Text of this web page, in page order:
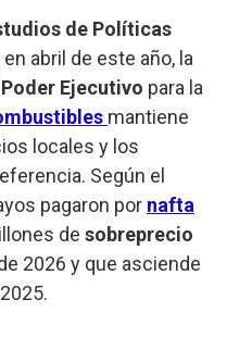
de Políticas
abril de este año, la
Poder Ejecutivo para la
mantiene
locales y los
Según el
pagaron por nafta
de sobreprecio
2026 y que asciende